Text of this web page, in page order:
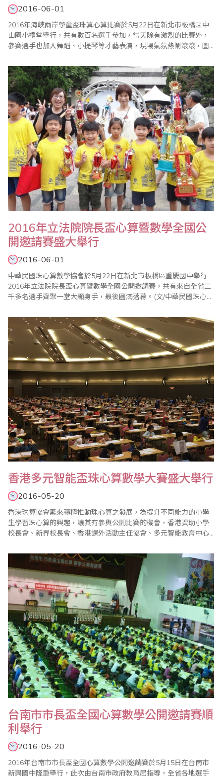
2016-06-01
2016年海峽兩岸學童盃珠算心算比賽於5月22日在新北市板橋區中
山國小禮堂舉行，共有數百名選手參加，當天除有激烈的比賽外，
參賽選手也加入舞蹈、小提琴等才藝表演，現場氣氛熱鬧滾滾，圖
2016年立法院院長盃心算暨數學全國公
開邀請賽盛大舉行
2016-06-01
中華民國珠心算數學協會於5月22日在新北市板橋區重慶國中舉行
2016年立法院院長盃心算暨數學全國公開邀請賽，共有來自全省二
千多名選手齊聚一堂大顯身手，最後圓滿落幕。(文/中華民國珠心算
香港多元智能盃珠心算數學大賽盛大舉行
2016-05-20
香港珠算協會素來積極推動珠心算之發展，為提升不同能力的小學
生學習珠心算的興趣，讓其有參與公開比賽的機會，香港資助小學
校長會、新界校長會、香港課外活動主任協會、多元智能教育中心
熱烈，參賽者超過二仟人，比賽圓滿結束。
台南市市長盃全國心算數學公開邀請賽順
利舉行
2016-05-20
2016年台南市市長盃全國心算數學公開邀請賽於5月15日在台南市
新興國中隆重舉行，此次由台南市政府教育局指導，全省各地選手